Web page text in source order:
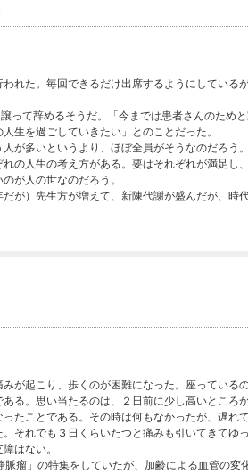
れた。毎回できるだけ出席するようにしている
って辞めるそうだ。「今までは患者さんのため
生を過ごしていきたい」とのことだった。
が多いというより、ほぼ全員がそうなのだろう
の人生の考え方がある。要はそれぞれが満足し
が人の世なのだろう。
が）先生方が増えて、新陳代謝が盛んだが、時
が起こり、歩くのが困難になった。座っている
る。思い当たるのは、２日前に少し高いところ
たことである。その時は何もなかったが、遅れ
それでも３日くらいたつと痛みも引いてきてゆ
はない。
瘤」の特集をしていたが、加齢による血管の変